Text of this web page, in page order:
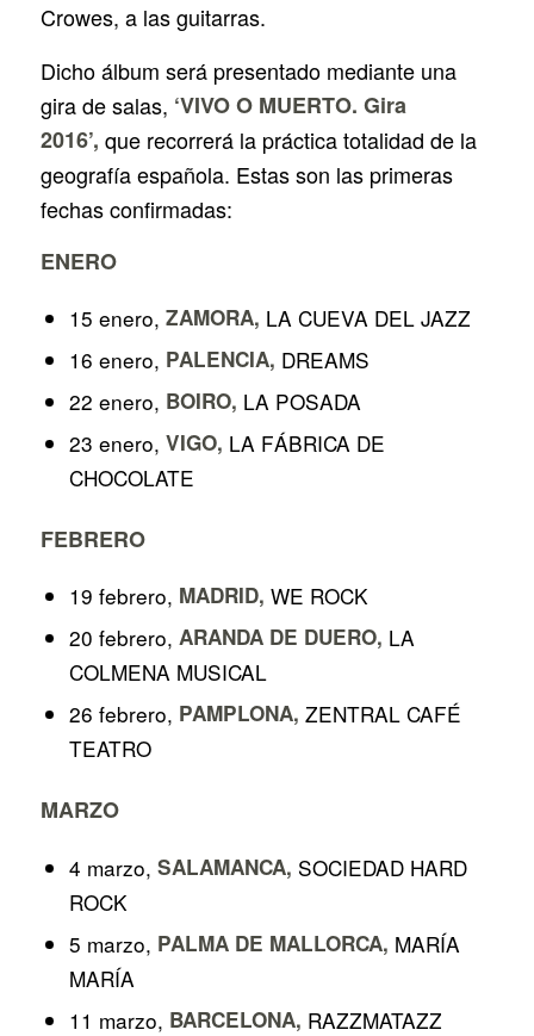
Crowes, a las guitarras.
Dicho álbum será presentado mediante una
gira de salas, ‘VIVO O MUERTO. Gira
2016’, que recorrerá la práctica totalidad de la
geografía española. Estas son las primeras
fechas confirmadas:
ENERO
15 enero, ZAMORA, LA CUEVA DEL JAZZ
16 enero, PALENCIA, DREAMS
22 enero, BOIRO, LA POSADA
23 enero, VIGO, LA FÁBRICA DE
CHOCOLATE
FEBRERO
19 febrero, MADRID, WE ROCK
20 febrero, ARANDA DE DUERO, LA
COLMENA MUSICAL
26 febrero, PAMPLONA, ZENTRAL CAFÉ
TEATRO
MARZO
4 marzo, SALAMANCA, SOCIEDAD HARD
ROCK
5 marzo, PALMA DE MALLORCA, MARÍA
MARÍA
11 marzo, BARCELONA, RAZZMATAZZ